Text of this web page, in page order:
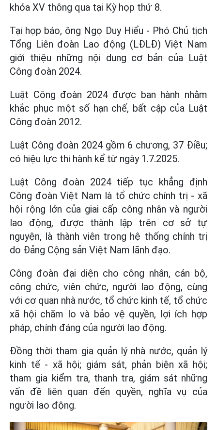
khóa XV thông qua tại Kỳ họp thứ 8.
Tại họp báo, ông Ngọ Duy Hiểu - Phó Chủ tịch
Tổng Liên đoàn Lao động (LĐLĐ) Việt Nam
giới thiệu những nội dung cơ bản của Luật
Công đoàn 2024.
Luật Công đoàn 2024 được ban hành nhằm
khắc phục một số hạn chế, bất cập của Luật
Công đoàn 2012.
Luật Công đoàn 2024 gồm 6 chương, 37 Điều;
có hiệu lực thi hành kể từ ngày 1.7.2025.
Luật Công đoàn 2024 tiếp tục khẳng định
Công đoàn Việt Nam là tổ chức chính trị - xã
hội rộng lớn của giai cấp công nhân và người
lao động, được thành lập trên cơ sở tự
nguyện, là thành viên trong hệ thống chính trị
do Đảng Cộng sản Việt Nam lãnh đạo.
Công đoàn đại diện cho công nhân, cán bộ,
công chức, viên chức, người lao động, cùng
với cơ quan nhà nước, tổ chức kinh tế, tổ chức
xã hội chăm lo và bảo vệ quyền, lợi ích hợp
pháp, chính đáng của người lao động.
Đồng thời tham gia quản lý nhà nước, quản lý
kinh tế - xã hội; giám sát, phản biện xã hội;
tham gia kiểm tra, thanh tra, giám sát những
vấn đề liên quan đến quyền, nghĩa vụ của
người lao động.